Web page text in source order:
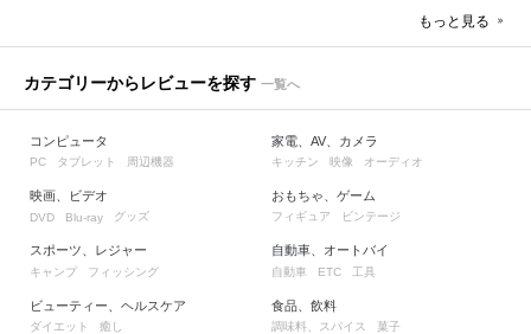
もっと見る
カテゴリーからレビューを探す 一覧へ
コンピュータ
PC タブレット 周辺機器
映画、ビデオ
DVD Blu-ray グッズ
スポーツ、レジャー
キャンプ フィッシング
ビューティー、ヘルスケア
ダイエット 癒し
家電、AV、カメラ
キッチン 映像 オーディオ
おもちゃ、ゲーム
フィギュア ビンテージ
自動車、オートバイ
自動車 ETC 工具
食品、飲料
調味料、スパイス 菓子